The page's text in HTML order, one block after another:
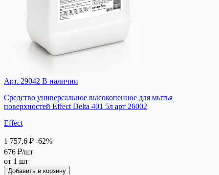
Арт. 29042 В наличии
Средство универсальное высокопенное для мытья
поверхностей Effect Delta 401 5л арт 26002
Effect
1 757,6 ₽ -62%
676 ₽/шт
от 1 шт
Добавить в корзину